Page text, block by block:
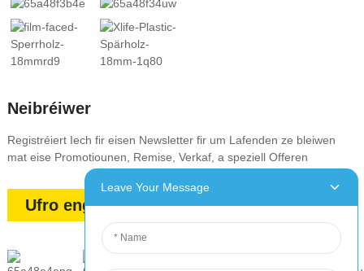
Neibréiwer
Registréiert Iech fir eisen Newsletter fir um Lafenden ze bleiwen
mat eise Promotiounen, Remise, Verkaf, a speziell Offeren
Ufro engem ZITAT
Leave Your Message